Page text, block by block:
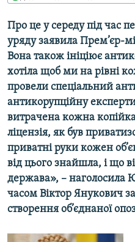
УКРАЇНА
СВІТ
ТИ ЯК?
СХЕМИ
КИТАЙ.ВИКЛИКИ
МУЛЬТИМЕДІА
ФОТО
СПЕЦПРОЄКТИ
ПОДКАСТИ
РУС
УКР
КТАТ
Про це у середу під час
уряду заявила Прем’єр-
Вона також ініціює
хотіла щоб ми на рівні
провели спеціальний
антикорупційну
витрачена кожна
ліцензія, як був
приватні руки кожен
від цього знайшла, і що
держава», –
часом Віктор Янукович
створення об’єднаної